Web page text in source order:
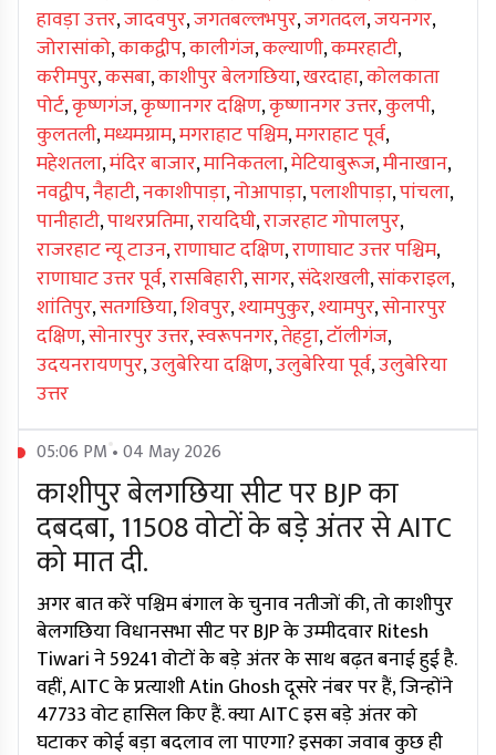
हावड़ा उत्तर,जादवपुर,जगतबल्लभपुर,जगतदल,जयनगर,
जोरासांको,काकद्वीप,कालीगंज,कल्याणी,कमरहाटी,
करीमपुर,कसबा,काशीपुर बेलगछिया,खरदाहा,कोलकाता
पोर्ट,कृष्णगंज,कृष्णानगर दक्षिण,कृष्णानगर उत्तर,कुलपी,
कुलतली,मध्यमग्राम,मगराहाट पश्चिम,मगराहाट पूर्व,
महेशतला,मंदिर बाजार,मानिकतला,मेटियाबुरूज,मीनाखान,
नवद्वीप,नैहाटी,नकाशीपाड़ा,नोआपाड़ा,पलाशीपाड़ा,पांचला,
पानीहाटी,पाथरप्रतिमा,रायदिघी,राजरहाट गोपालपुर,
राजरहाट न्यू टाउन,राणाघाट दक्षिण,राणाघाट उत्तर पश्चिम,
राणाघाट उत्तर पूर्व,रासबिहारी,सागर,संदेशखली,सांकराइल,
शांतिपुर,सतगछिया,शिवपुर,श्यामपुकुर,श्यामपुर,सोनारपुर
दक्षिण,सोनारपुर उत्तर,स्वरूपनगर,तेहट्टा,टॉलीगंज,
उदयनरायणपुर,उलुबेरिया दक्षिण,उलुबेरिया पूर्व,उलुबेरिया
उत्तर
05:06 PM • 04 May 2026
काशीपुर बेलगछिया सीट पर BJP का
दबदबा, 11508 वोटों के बड़े अंतर से AITC
को मात दी.
अगर बात करें पश्चिम बंगाल के चुनाव नतीजों की, तो काशीपुर
बेलगछिया विधानसभा सीट पर BJP के उम्मीदवार Ritesh
Tiwari ने 59241 वोटों के बड़े अंतर के साथ बढ़त बनाई हुई है.
वहीं, AITC के प्रत्याशी Atin Ghosh दूसरे नंबर पर हैं, जिन्होंने
47733 वोट हासिल किए हैं. क्या AITC इस बड़े अंतर को
घटाकर कोई बड़ा बदलाव ला पाएगा? इसका जवाब कुछ ही